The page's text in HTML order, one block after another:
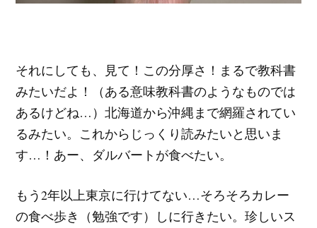
それにしても、見て！この分厚さ！まるで教科書
みたいだよ！（ある意味教科書のようなものでは
あるけどね…）北海道から沖縄まで網羅されてい
るみたい。これからじっくり読みたいと思いま
す…！あー、ダルバートが食べたい。
もう2年以上東京に行けてない…そろそろカレー
の食べ歩き（勉強です）しに行きたい。珍しいス